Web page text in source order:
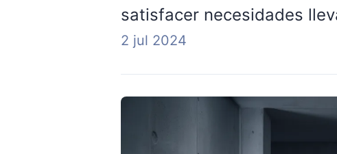
satisfacer necesidades
2 jul 2024